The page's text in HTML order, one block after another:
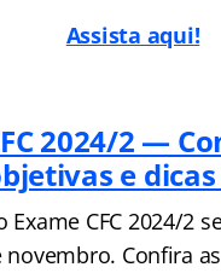
Assista aqui!
2024/2 —
e
Exame CFC 2024/2
novembro. Confira